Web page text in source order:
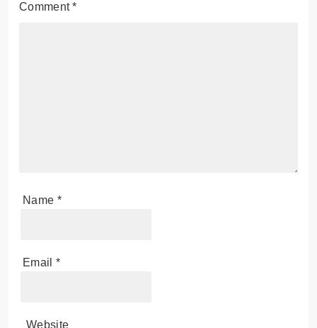
Comment*
Name *
Email *
Website